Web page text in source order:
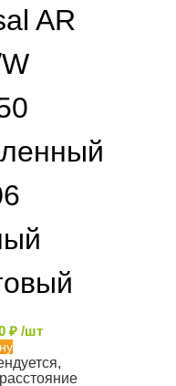
AR
₽ /шт